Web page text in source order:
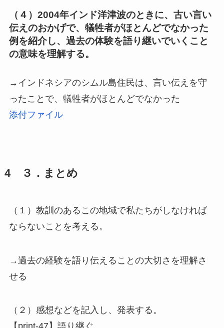
（４）2004年インド洋津波のときに、古い言い
伝えのおかげで、犠牲者がほとんどでなかった
例を紹介し、過去の体験を語り継いでいくこと
の意味を理解する。
→インドネシアのシムル島住民は、言い伝えを守
ったことで、犠牲者がほとんどでなかった
添付ファイル
4 ３．まとめ
（１）教訓のあるこの地域で私たちがしなければ
ならないことを考える。
→過去の経験を語り伝えることの大切さを理解さ
せる
（２）感想などを記入し、発表する。